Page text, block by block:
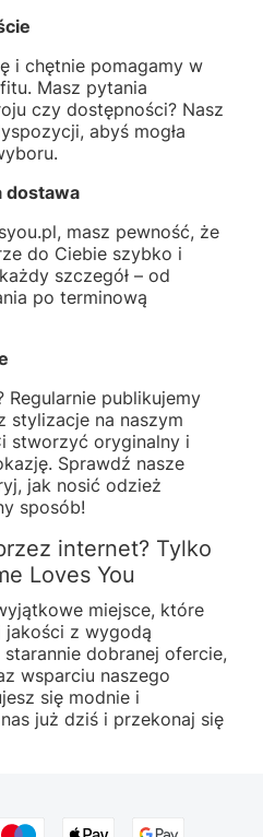
i chętnie pomagamy w
Masz pytania
czy dostępności? Nasz
abyś mogła
dostawa
masz pewność, że
do Ciebie szybko i
szczegół – od
po terminową
Regularnie publikujemy
stylizacje na naszym
stworzyć oryginalny i
Sprawdź nasze
jak nosić odzież
sposób!
internet? Tylko
Loves You
miejsce, które
jakości z wygodą
dobranej ofercie,
wsparciu naszego
się modnie i
już dziś i przekonaj się